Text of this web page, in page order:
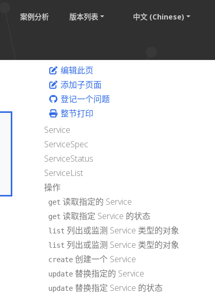
案例分析 版本列表 中文 (Chinese)
编辑此页
添加子页面
登记一个问题
整节打印
Service
ServiceSpec
ServiceStatus
ServiceList
操作
get 读取指定的 Service
get 读取指定 Service 的状态
list 列出或监测 Service 类型的对象
list 列出或监测 Service 类型的对象
create 创建一个 Service
update 替换指定的 Service
update 替换指定 Service 的状态